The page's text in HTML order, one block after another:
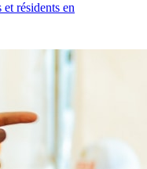
résidents en